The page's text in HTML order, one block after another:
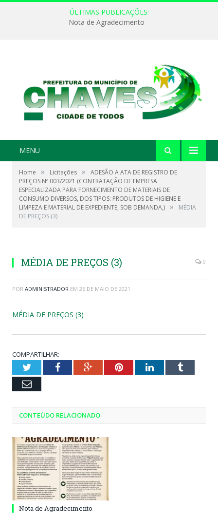
ÚLTIMAS PUBLICAÇÕES:
Nota de Agradecimento
MENU
Home » Licitações »
ADESÃO A ATA DE REGISTRO DE
PREÇOS Nº 003/2021 (CONTRATAÇÃO DE EMPRESA
ESPECIALIZADA PARA FORNECIMENTO DE MATERIAIS DE
CONSUMO DIVERSOS, DOS TIPOS: PRODUTOS DE HIGIENE E
LIMPEZA E MATERIAL DE EXPEDIENTE, SOB DEMANDA,) »
MÉDIA
DE PREÇOS (3)
MÉDIA DE PREÇOS (3) 0
POR ADMINISTRADOR EM 26 DE MAIO DE 2021
MÉDIA DE PREÇOS (3)
COMPARTILHAR:
TwitterFacebookGoogle+PinterestLinkedInTumblr
Email
CONTEÚDO RELACIONADO
Nota de Agradecimento